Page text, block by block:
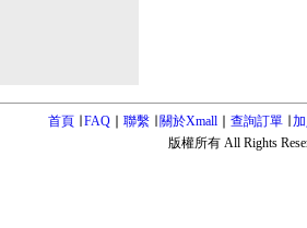
首頁∣ FAQ∣ 聯繫∣ 關於Xmall∣ 查詢訂單∣
版權所有 All Rights